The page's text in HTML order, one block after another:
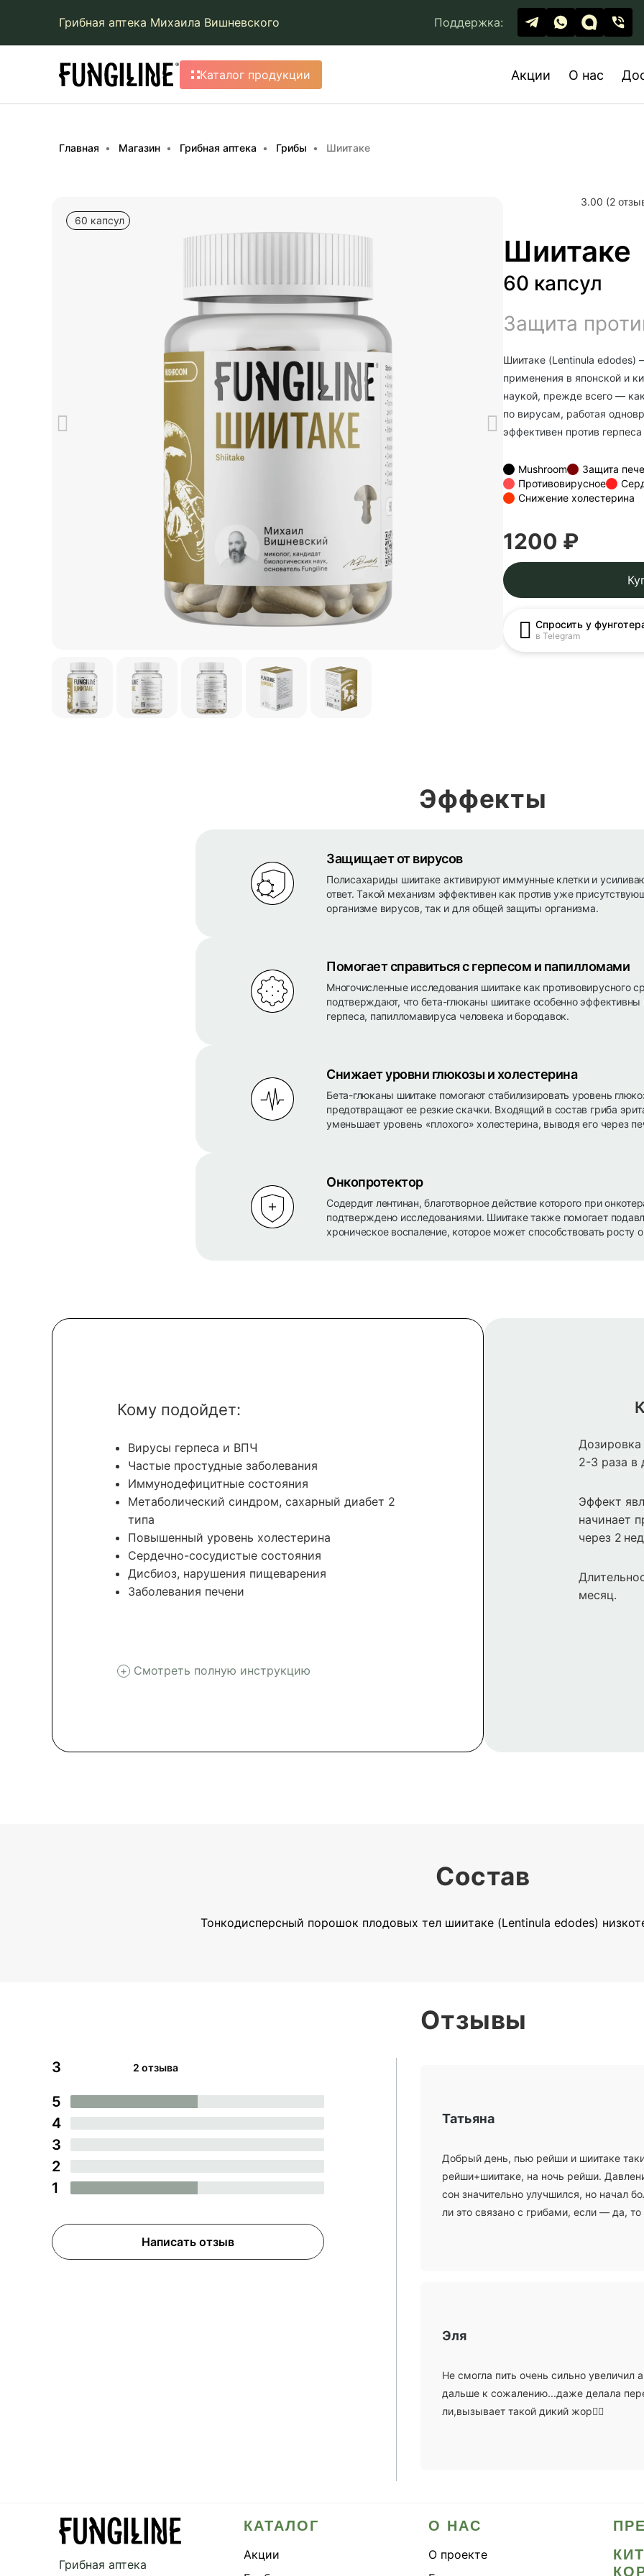
Грибная аптека Михаила Вишневского Поддержка:
Каталог продукции Акции О нас
Главная Магазин Грибная аптека Грибы Шиитаке
60 капсул
3.00 (2
Шиитаке
60 капсул
Защита
Шиитаке (Lentinula edodes)
применения в японской и
наукой, прежде всего —
по вирусам, работая
эффективен против
Mushroom Защита
Противовирусное
Снижение холестерина
1200 ₽
Спросить у
в Telegram
Эффекты
Защищает от вирусов
Полисахариды шиитаке активируют иммунные клетки и
ответ. Такой механизм эффективен как против уже
организме вирусов, так и для общей защиты организма.
Помогает справиться с герпесом и папилломами
Многочисленные исследования шиитаке как противовирусного
подтверждают, что бета-глюканы шиитаке особенно эффективны
герпеса, папилломавируса человека и бородавок.
Снижает уровни глюкозы и холестерина
Бета-глюканы шиитаке помогают стабилизировать уровень
предотвращают ее резкие скачки. Входящий в состав гриба
уменьшает уровень «плохого» холестерина, выводя его через
Онкопротектор
Содердит лентинан, благотворное действие которого при
подтверждено исследованиями. Шиитаке также помогает
хроническое воспаление, которое может способствовать росту
Кому подойдет:
Вирусы герпеса и ВПЧ
Частые простудные заболевания
Иммунодефицитные состояния
Метаболический синдром, сахарный диабет 2
типа
Повышенный уровень холестерина
Сердечно-сосудистые состояния
Дисбиоз, нарушения пищеварения
Заболевания печени
Смотреть полную инструкцию
Дозировка
2-3 раза в
Эффект
начинает
через 2
месяц.
Состав
Тонкодисперсный порошок плодовых тел шиитаке (Lentinula edodes)
3 2 отзыва
5
4
3
2
1
Написать отзыв
Отзывы
Татьяна
Добрый день, пью рейши и шиитаке
рейши+шиитаке, на ночь рейши.
сон значительно улучшился, но начал
ли это связано с грибами, если — да,
Эля
Не смогла пить очень сильно увеличил
дальше к сожалению...даже делала
ли,вызывает такой дикий жор🤷‍♀️
Грибная аптека
КАТАЛОГ
Акции
О НАС
О проекте